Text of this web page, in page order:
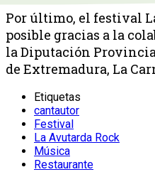
Por último, el festival
posible gracias a la
la Diputación
de Extremadura, La
Etiquetas
cantautor
Festival
La Avutarda Rock
Música
Restaurante